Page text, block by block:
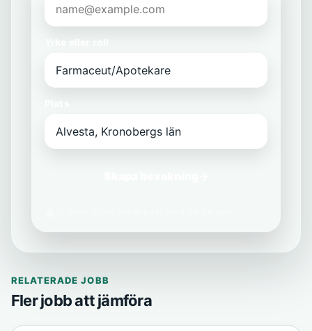
RELATERADE JOBB
Fler jobb att jämföra